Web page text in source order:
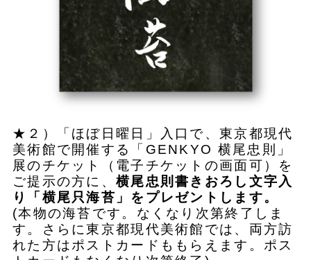
★２）「ほぼ日曜日」入口で、東京都現代
美術館で開催する「GENKYO 横尾忠則」
展のチケット（電子チケットの画面可）を
ご提示の方に、 横尾忠則書きおろし文字入
り「横尾只海苔」をプレゼントします。
(本物の海苔です。なくなり次第終了しま
す。さらに東京都現代美術館では、両方訪
れた方はポストカードももらえます。ポス